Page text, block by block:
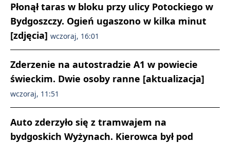
Płonął taras w bloku przy ulicy Potockiego w
Bydgoszczy. Ogień ugaszono w kilka minut
[zdjęcia] wczoraj, 16:01
Zderzenie na autostradzie A1 w powiecie
świeckim. Dwie osoby ranne [aktualizacja]
wczoraj, 11:51
Auto zderzyło się z tramwajem na
bydgoskich Wyżynach. Kierowca był pod